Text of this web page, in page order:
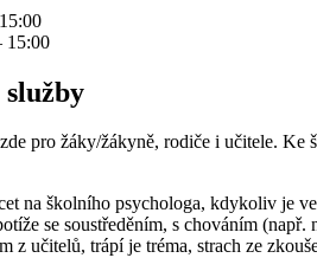
15:00
služby
pro žáky/žákyně, rodiče i učitele. Ke
na školního psychologa, kdykoliv je
se soustředěním, s chováním
z učitelů, trápí je tréma, strach ze